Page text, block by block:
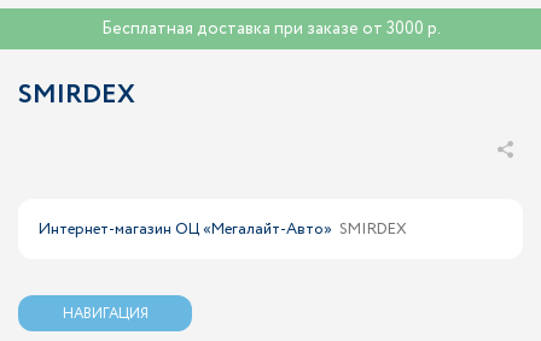
Бесплатная доставка при заказе от 3000 р.
SMIRDEX
Интернет-магазин ОЦ «Мегалайт-Авто» SMIRDEX
НАВИГАЦИЯ